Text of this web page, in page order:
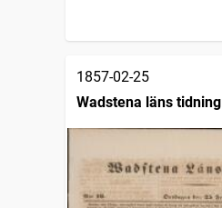
1857-02-25
Wadstena läns tidning